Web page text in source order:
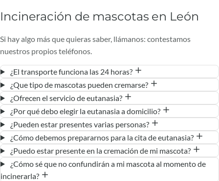
Incineración de mascotas en León
Si hay algo más que quieras saber, llámanos: contestamos
nuestros propios teléfonos.
¿El transporte funciona las 24 horas?
¿Que tipo de mascotas pueden cremarse?
¿Ofrecen el servicio de eutanasia?
¿Por qué debo elegir la eutanasia a domicilio?
¿Pueden estar presentes varias personas?
¿Cómo debemos prepararnos para la cita de eutanasia?
¿Puedo estar presente en la cremación de mi mascota?
¿Cómo sé que no confundirán a mi mascota al momento de
incinerarla?